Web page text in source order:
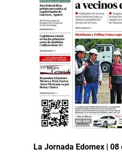
La Jornada Edomex |